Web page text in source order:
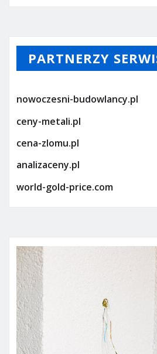
PARTNERZY
nowoczesni-budowlancy.pl
ceny-metali.pl
cena-zlomu.pl
analizaceny.pl
world-gold-price.com